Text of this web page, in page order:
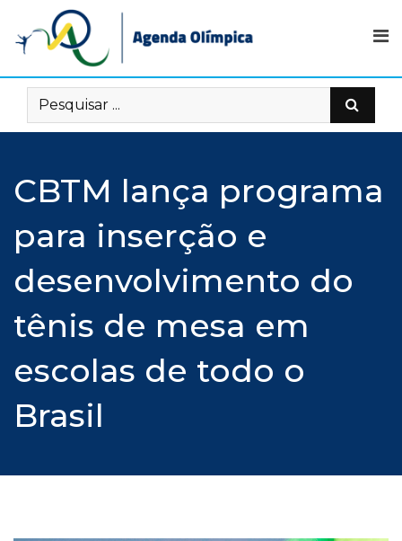
content
CBTM lança programa
para inserção e
desenvolvimento do
tênis de mesa em
escolas de todo o
Brasil